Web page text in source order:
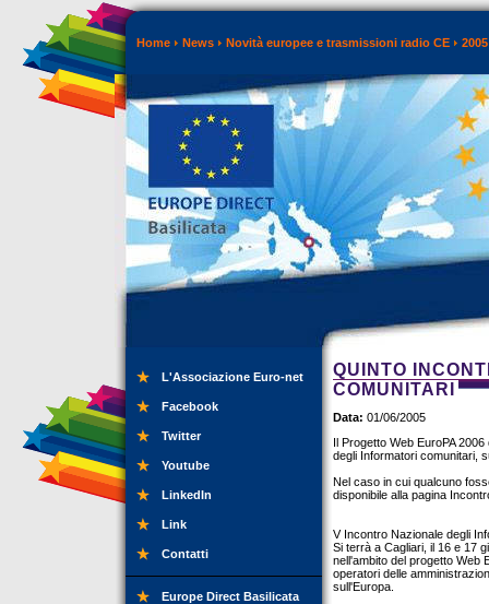
Home News Novità europee e trasmissioni radio CE 2005
L'Associazione Euro-net
Facebook
Twitter
Youtube
LinkedIn
Link
Contatti
Europe Direct Basilicata
QUINTO
COMUNITARI
Data: 01/06/2005
Il Progetto Web EuroPA
degli Informatori comunitari,
Nel caso in cui qualcuno
disponibile alla pagina
V Incontro Nazionale degli
Si terrà a Cagliari, il 16 e 17
nell'ambito del progetto Web
operatori delle
sull'Europa.